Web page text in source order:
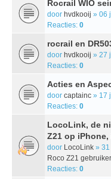
Rocrail WIO
door hvdkooij » 06
Reacties: 0
rocrail en
door hvdkooij » 27
Reacties: 0
Acties en
door captainc » 17
Reacties: 0
LocoLink, de
Z21 op iPhone,
door LocoLink » 31
Roco Z21
Reacties: 0